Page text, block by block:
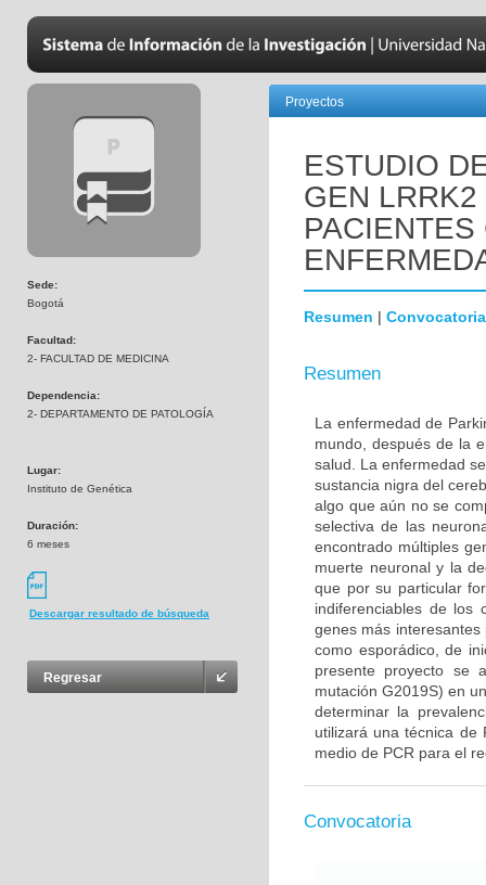
Sede:
Bogotá
Facultad:
2- FACULTAD DE MEDICINA
Dependencia:
2- DEPARTAMENTO DE PATOLOGÍA
Lugar:
Instituto de Genética
Duración:
6 meses
Descargar resultado de búsqueda
Regresar
Proyectos
ESTUDIO
GEN LRRK2
Resumen | Convocatoria
Resumen
La enfermedad de
mundo, después de la
salud. La enfermedad
sustancia nigra del
algo que aún no se
selectiva de las
encontrado múltiples
muerte neuronal y la
que por su particular
indiferenciables de los
genes más
como esporádico, de
presente proyecto se
mutación G2019S) en
determinar la
utilizará una técnica de
medio de PCR para el
Convocatoria